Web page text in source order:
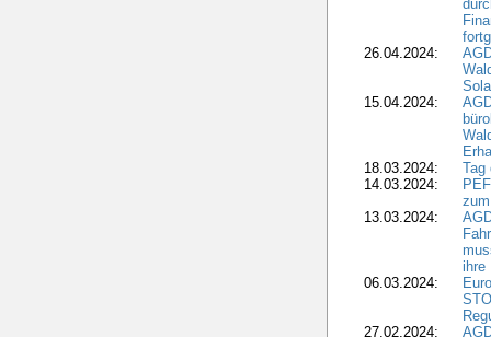
26.04.2024:
15.04.2024:
18.03.2024:
Tag
14.03.2024:
13.03.2024:
ihre
06.03.2024:
27.02.2024: